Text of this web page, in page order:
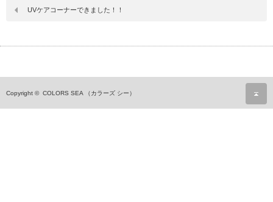
UVケアコーナーできました！！
Copyright © COLORS SEA （カラーズ シー）